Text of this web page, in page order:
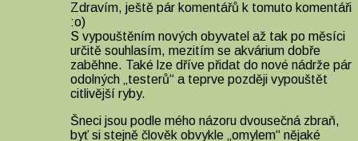
Zdravím, ještě pár komentářů k tomuto komentáři
:o)
S vypouštěním nových obyvatel až tak po měsíci
určitě souhlasím, mezitím se akvárium dobře
zaběhne. Také lze dříve přidat do nové nádrže pár
odolných „testerů“ a teprve později vypouštět
citlivější ryby.
Šneci jsou podle mého názoru dvousečná zbraň,
byť si stejně člověk obvykle „omylem“ nějaké